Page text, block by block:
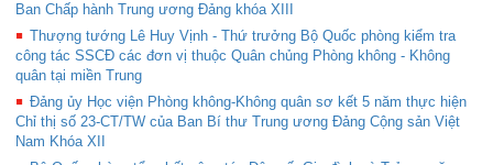
Ban Chấp hành Trung ương Đảng khóa XIII
Thượng tướng Lê Huy Vịnh - Thứ trưởng Bộ Quốc phòng kiểm tra
công tác SSCĐ các đơn vị thuộc Quân chủng Phòng không - Không
quân tại miền Trung
Đảng ủy Học viện Phòng không-Không quân sơ kết 5 năm thực hiện
Chỉ thị số 23-CT/TW của Ban Bí thư Trung ương Đảng Cộng sản Việt
Nam Khóa XII